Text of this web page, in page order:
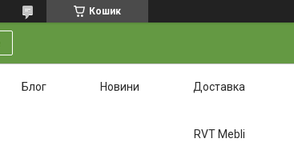
Кошик
Блог Новини Доставка
RVT Mebli